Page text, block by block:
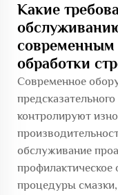
Какие
современным
обработки
Современное
контролируют
обслуживание
процедуры